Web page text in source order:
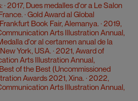
2017, Dues medalles d'or a Le Salon
· Gold Award al Global
Book Fair, Alemanya. · 2019,
Arts Illustration Annual,
d'or al certamen anual de la
York, USA. · 2021, Award of
Arts Illustration Annual,
of the Best (Uncommissioned
Awards 2021, Xina. · 2022,
Arts Illustration Annual,